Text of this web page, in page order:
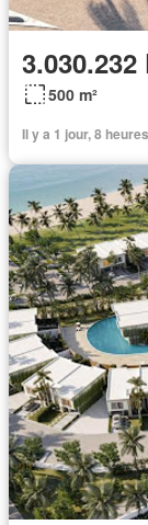
3.030.232
500 m²
Il y a 1 jour, 8 heures